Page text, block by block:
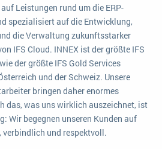
Leistungen rund um die ERP-
spezialisiert auf die Entwicklung,
die Verwaltung zukunftsstarker
IFS Cloud. INNEX ist der größte IFS
der größte IFS Gold Services
und der Schweiz. Unsere
bringen daher enormes
das, was uns wirklich auszeichnet, ist
Wir begegnen unseren Kunden auf
und respektvoll.